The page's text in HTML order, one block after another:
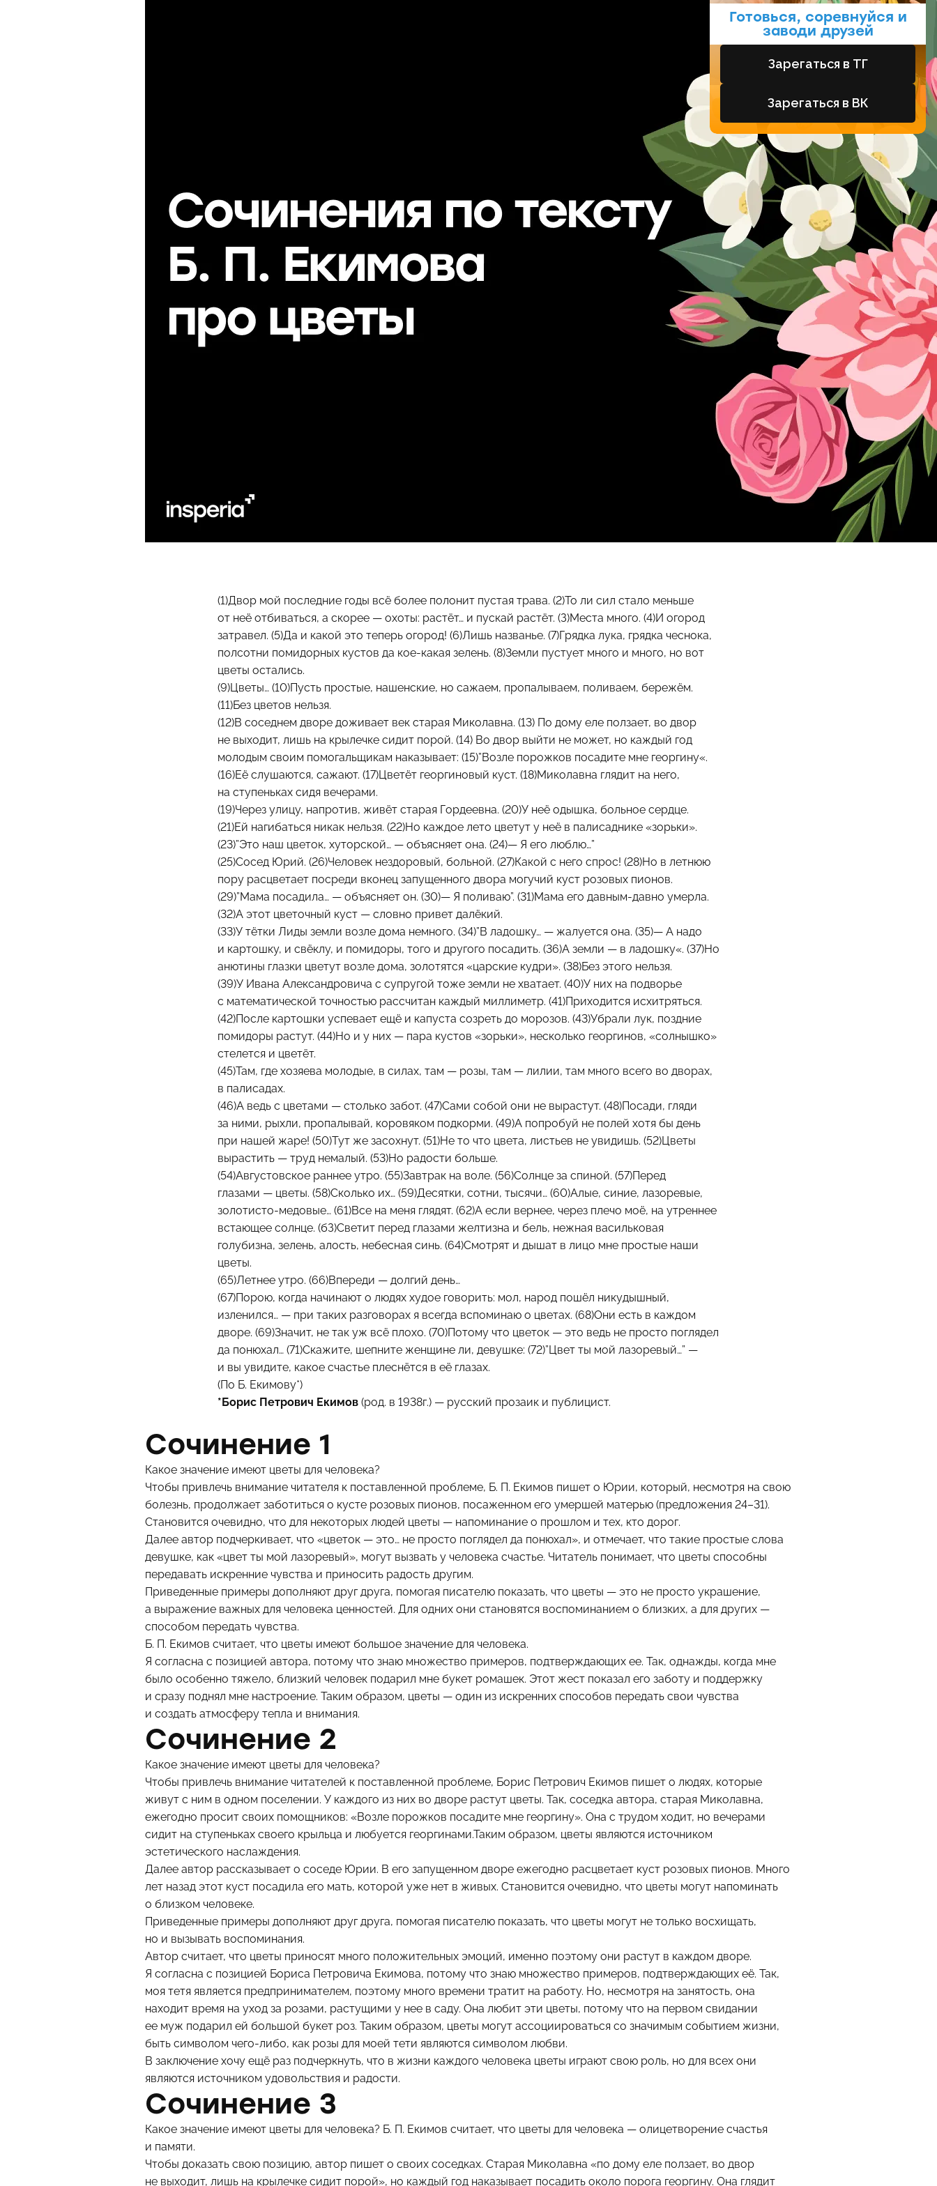
(1)Двор мой последние годы всё более полонит пустая трава. (2)То ли сил стало меньше
от неё отбиваться, а скорее — охоты: растёт… и пускай растёт. (З)Места много. (4)И огород
затравел. (5)Да и какой это теперь огород! (6)Лишь названье. (7)Грядка лука, грядка чеснока,
полсотни помидорных кустов да кое-какая зелень. (8)3емли пустует много и много, но вот
цветы остались.
(9)Цветы… (10)Пусть простые, нашенские, но сажаем, пропалываем, поливаем, бережём.
(11)Без цветов нельзя.
(12)В соседнем дворе доживает век старая Миколавна. (13) По дому еле ползает, во двор
не выходит, лишь на крылечке сидит порой. (14) Во двор выйти не может, но каждый год
молодым своим помогальщикам наказывает: (15)”Возле порожков посадите мне георгину«.
(16)Её слушаются, сажают. (17)Цветёт георгиновый куст. (18)Миколавна глядит на него,
на ступеньках сидя вечерами.
(19)Через улицу, напротив, живёт старая Гордеевна. (20)У неё одышка, больное сердце.
(21)Ей нагибаться никак нельзя. (22)Но каждое лето цветут у неё в палисаднике «зорьки».
(23)”Это наш цветок, хуторской… — объясняет она. (24)— Я его люблю…”
(25)Сосед Юрий. (26)Человек нездоровый, больной. (27)Какой с него спрос! (28)Но в летнюю
пору расцветает посреди вконец запущенного двора могучий куст розовых пионов.
(29)”Мама посадила… — объясняет он. (30)— Я поливаю”. (31)Мама его давным-давно умерла.
(32)А этот цветочный куст — словно привет далёкий.
(33)У тётки Лиды земли возле дома немного. (34)”В ладошку… — жалуется она. (35)— А надо
и картошку, и свёклу, и помидоры, того и другого посадить. (36)А земли — в ладошку«. (37)Но
анютины глазки цветут возле дома, золотятся «царские кудри». (38)Без этого нельзя.
(39)У Ивана Александровича с супругой тоже земли не хватает. (40)У них на подворье
с математической точностью рассчитан каждый миллиметр. (41)Приходится исхитряться.
(42)После картошки успевает ещё и капуста созреть до морозов. (43)Убрали лук, поздние
помидоры растут. (44)Но и у них — пара кустов «зорьки», несколько георгинов, «солнышко»
стелется и цветёт.
(45)Там, где хозяева молодые, в силах, там — розы, там — лилии, там много всего во дворах,
в палисадах.
(46)А ведь с цветами — столько забот. (47)Сами собой они не вырастут. (48)Посади, гляди
за ними, рыхли, пропалывай, коровяком подкорми. (49)А попробуй не полей хотя бы день
при нашей жаре! (50)Тут же засохнут. (51)Не то что цвета, листьев не увидишь. (52)Цветы
вырастить — труд немалый. (53)Но радости больше.
(54)Августовское раннее утро. (55)3автрак на воле. (56)Солнце за спиной. (57)Перед
глазами — цветы. (58)Сколько их… (59)Десятки, сотни, тысячи… (60)Алые, синие, лазоревые,
золотисто-медовые… (61)Все на меня глядят. (62)А если вернее, через плечо моё, на утреннее
встающее солнце. (бЗ)Светит перед глазами желтизна и бель, нежная васильковая
голубизна, зелень, алость, небесная синь. (64)Смотрят и дышат в лицо мне простые наши
цветы.
(65)Летнее утро. (66)Впереди — долгий день…
(67)Порою, когда начинают о людях худое говорить: мол, народ пошёл никудышный,
изленился… — при таких разговорах я всегда вспоминаю о цветах. (68)Они есть в каждом
дворе. (69)3начит, не так уж всё плохо. (70)Потому что цветок — это ведь не просто поглядел
да понюхал… (71)Скажите, шепните женщине ли, девушке: (72)”Цвет ты мой лазоревый…” —
и вы увидите, какое счастье плеснётся в её глазах.
(По Б. Екимову*)
*Борис Петрович Екимов (род. в 1938г.) — русский прозаик и публицист.
Сочинение 1
Какое значение имеют цветы для человека?
Чтобы привлечь внимание читателя к поставленной проблеме, Б. П. Екимов пишет о Юрии, который, несмотря на свою
болезнь, продолжает заботиться о кусте розовых пионов, посаженном его умершей матерью (предложения 24–31).
Становится очевидно, что для некоторых людей цветы — напоминание о прошлом и тех, кто дорог.
Далее автор подчеркивает, что «цветок — это… не просто поглядел да понюхал», и отмечает, что такие простые слова
девушке, как «цвет ты мой лазоревый», могут вызвать у человека счастье. Читатель понимает, что цветы способны
передавать искренние чувства и приносить радость другим.
Приведенные примеры дополняют друг друга, помогая писателю показать, что цветы — это не просто украшение,
а выражение важных для человека ценностей. Для одних они становятся воспоминанием о близких, а для других —
способом передать чувства.
Б. П. Екимов считает, что цветы имеют большое значение для человека.
Я согласна с позицией автора, потому что знаю множество примеров, подтверждающих ее. Так, однажды, когда мне
было особенно тяжело, близкий человек подарил мне букет ромашек. Этот жест показал его заботу и поддержку
и сразу поднял мне настроение. Таким образом, цветы — один из искренних способов передать свои чувства
и создать атмосферу тепла и внимания.
Сочинение 2
Какое значение имеют цветы для человека?
Чтобы привлечь внимание читателей к поставленной проблеме, Борис Петрович Екимов пишет о людях, которые
живут с ним в одном поселении. У каждого из них во дворе растут цветы. Так, соседка автора, старая Миколавна,
ежегодно просит своих помощников: «Возле порожков посадите мне георгину». Она с трудом ходит, но вечерами
сидит на ступеньках своего крыльца и любуется георгинами.Таким образом, цветы являются источником
эстетического наслаждения.
Далее автор рассказывает о соседе Юрии. В его запущенном дворе ежегодно расцветает куст розовых пионов. Много
лет назад этот куст посадила его мать, которой уже нет в живых. Становится очевидно, что цветы могут напоминать
о близком человеке.
Приведенные примеры дополняют друг друга, помогая писателю показать, что цветы могут не только восхищать,
но и вызывать воспоминания.
Автор считает, что цветы приносят много положительных эмоций, именно поэтому они растут в каждом дворе.
Я согласна с позицией Бориса Петровича Екимова, потому что знаю множество примеров, подтверждающих её. Так,
моя тетя является предпринимателем, поэтому много времени тратит на работу. Но, несмотря на занятость, она
находит время на уход за розами, растущими у нее в саду. Она любит эти цветы, потому что на первом свидании
ее муж подарил ей большой букет роз. Таким образом, цветы могут ассоциироваться со значимым событием жизни,
быть символом чего-либо, как розы для моей тети являются символом любви.
В заключение хочу ещё раз подчеркнуть, что в жизни каждого человека цветы играют свою роль, но для всех они
являются источником удовольствия и радости.
Сочинение 3
Какое значение имеют цветы для человека? Б. П. Екимов считает, что цветы для человека — олицетворение счастья
и памяти.
Чтобы доказать свою позицию, автор пишет о своих соседках. Старая Миколавна «по дому еле ползает, во двор
не выходит, лишь на крылечке сидит порой», но каждый год наказывает посадить около порога георгину. Она глядит
Готовься, соревнуйся и
заводи друзей
Зарегаться в ТГ
Зарегаться в ВК